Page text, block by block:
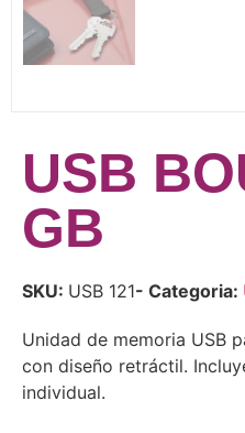
USB
GB
SKU: USB 121- Categoria:
Unidad de memoria USB
con diseño retráctil.
individual.